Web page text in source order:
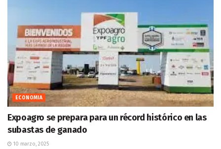
ECONOMIA
Expoagro se prepara para un récord histórico en las
subastas de ganado
10 marzo, 2025